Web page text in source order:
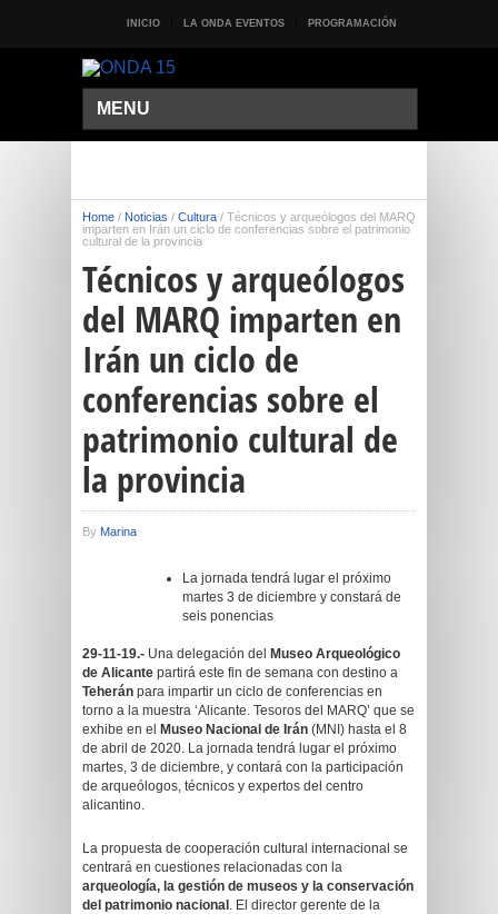
INICIO LA ONDA EVENTOS PROGRAMACIÓN
MENU
Home / Noticias / Cultura / Técnicos y arqueólogos del MARQ
imparten en Irán un ciclo de conferencias sobre el patrimonio
cultural de la provincia
Técnicos y arqueólogos
del MARQ imparten en
Irán un ciclo de
conferencias sobre el
patrimonio cultural de
la provincia
By Marina
La jornada tendrá lugar el próximo
martes 3 de diciembre y constará de
seis ponencias
29-11-19.- Una delegación del
Museo Arqueológico
de Alicante partirá este fin de semana con destino a
Teherán para impartir un ciclo de conferencias en
torno a la muestra ‘Alicante. Tesoros del MARQ’ que se
exhibe en el
Museo Nacional de Irán (MNI) hasta el 8
de abril de 2020. La jornada tendrá lugar el próximo
martes, 3 de diciembre, y contará con la participación
de arqueólogos, técnicos y expertos del centro
alicantino.
La propuesta de cooperación cultural internacional se
centrará en cuestiones relacionadas con la
arqueología, la gestión de museos y la conservación
del patrimonio nacional . El director gerente de la